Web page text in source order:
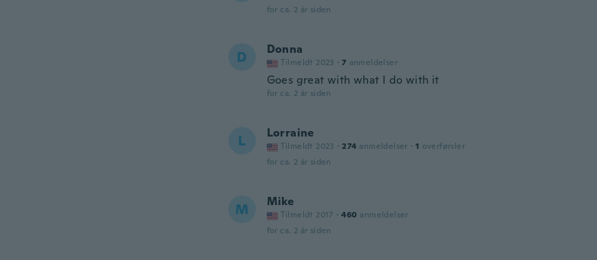
for ca. 2 år siden
D Donna
Tilmeldt 2023 · 7 anmeldelser
Goes great with what I do with it
for ca. 2 år siden
L Lorraine
Tilmeldt 2023 · 274 anmeldelser · 1 overførsler
for ca. 2 år siden
M Mike
Tilmeldt 2017 · 460 anmeldelser
for ca. 2 år siden